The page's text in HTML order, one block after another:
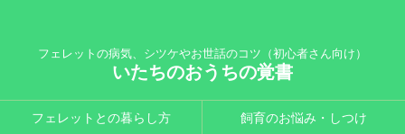
フェレットの病気、シツケやお世話のコツ（初心者さん向け）
いたちのおうちの覚書
フェレットとの暮らし方 飼育のお悩み・しつけ